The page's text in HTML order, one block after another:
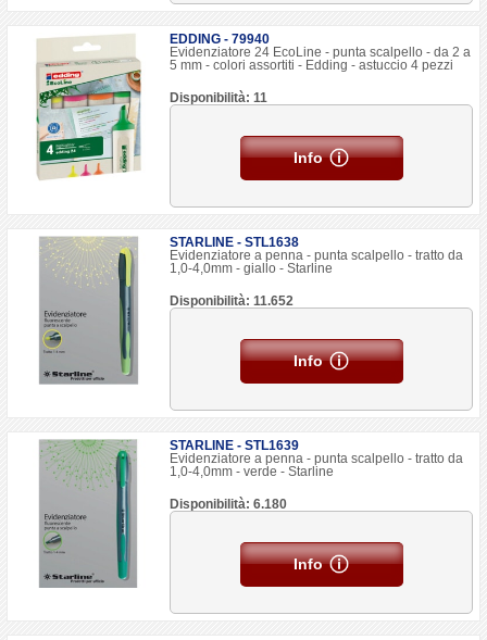
EDDING - 79940
Evidenziatore 24 EcoLine - punta scalpello - da 2 a
5 mm - colori assortiti - Edding - astuccio 4 pezzi
Disponibilità: 11
Info
STARLINE - STL1638
Evidenziatore a penna - punta scalpello - tratto da
1,0-4,0mm - giallo - Starline
Disponibilità: 11.652
Info
STARLINE - STL1639
Evidenziatore a penna - punta scalpello - tratto da
1,0-4,0mm - verde - Starline
Disponibilità: 6.180
Info